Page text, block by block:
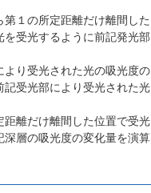
１の所定距離だけ離間した
受光するように前記発光部
り受光された光の吸光度の
受光部により受光された光
離だけ離間した位置で受光
層の吸光度の変化量を演算